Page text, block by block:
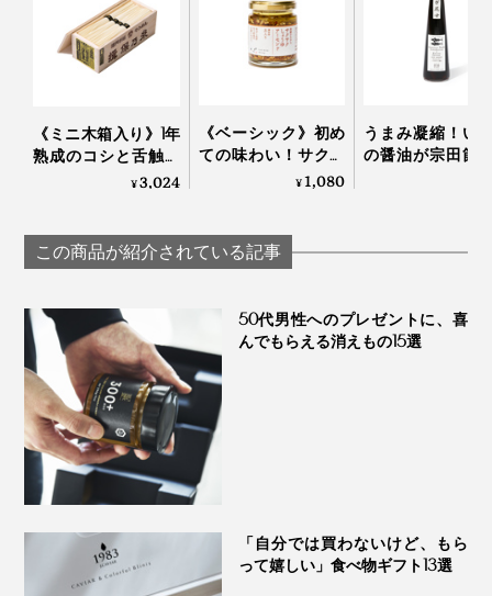
抹茶
まずに乾燥させ」、粉末状にしたもの。上級品になるほ
ど香りがよく、味はまろやか、色も鮮やかに。
《ミニ木箱入り》1年
熟成のコシと舌触り
「揖保乃糸 ひね特
¥3,024
《ベーシック》初め
ての味わい！サクサ
クのアーモンド粒と
をグンとおいしくす
る「食べる調味料」
アーモンド
¥1,080
うまみ凝縮！い
の醤油が宗田節
この商品が紹介されている記事
50代男性へのプレゼントに、喜
んでもらえる消えもの15選
「自分では買わないけど、もら
って嬉しい」食べ物ギフト13選